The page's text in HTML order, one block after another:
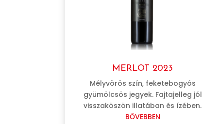
MERLOT 2023
Mélyvörös szín, feketebogyós
gyümölcsös jegyek. Fajtajelleg jól
visszaköszön illatában és ízében.
BŐVEBBEN